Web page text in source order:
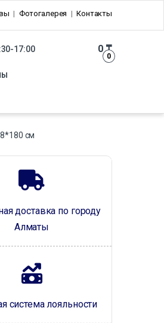
Фотогалерея Контакты
17:00
0
0₸
см
доставка по городу
Алматы
система лояльности